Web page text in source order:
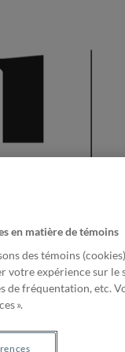
bonne
en matière de témoins
des témoins
votre expérience sur le
de fréquentation, etc.
».